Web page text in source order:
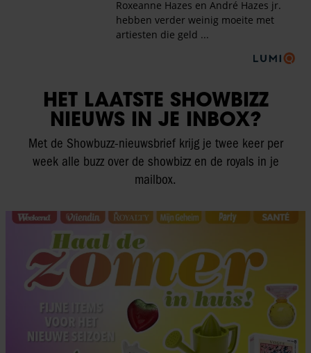
HET LAATSTE SHOWBIZZ
NIEUWS IN JE INBOX?
Met de Showbuzz-nieuwsbrief krijg je twee keer per
week alle buzz over de showbizz en de royals in je
mailbox.